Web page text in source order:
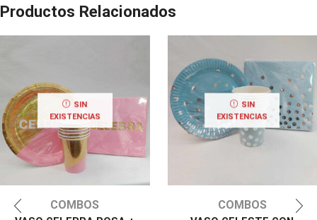
Productos Relacionados
SIN
EXISTENCIAS
COMBOS
SIN
EXISTENCIAS
COMBOS